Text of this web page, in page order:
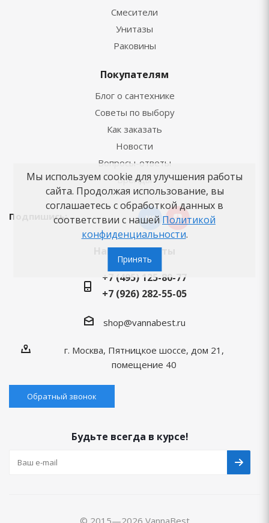
Смесители
Унитазы
Раковины
Покупателям
Блог о сантехнике
Советы по выбору
Как заказать
Новости
Вопросы-ответы
Бренды
Подпишись:
Наши контакты
+7 (495) 125-80-77
+7 (926) 282-55-05
shop@vannabest.ru
г. Москва, Пятницкое шоссе, дом 21,
помещение 40
Обратный звонок
Будьте всегда в курсе!
© 2015—2026 VannaBest
Мы используем cookie для улучшения работы
сайта. Продолжая использование, вы
соглашаетесь с обработкой данных в
соответствии с нашей Политикой
конфиденциальности.
Принять